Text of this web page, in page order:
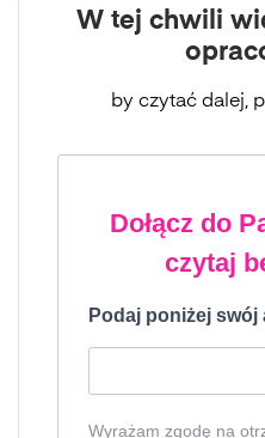
W tej chwili
by czytać dalej,
Dołącz do
czytaj
Podaj poniżej swój
Wyrażam zgodę na